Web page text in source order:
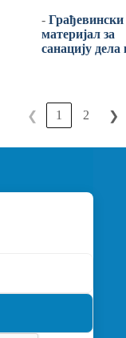
- Грађевински
материјал за
санацију дела
❮ 1 2 ❯